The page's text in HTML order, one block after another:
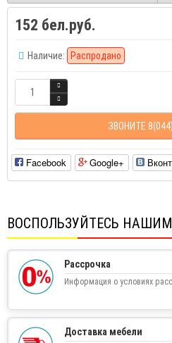
152 бел.руб.
Наличие: Распродано
ЗВОНИТЕ
Facebook Google+
ВОСПОЛЬЗУЙТЕСЬ
Рассрочка
Информация о условиях
Доставка мебели